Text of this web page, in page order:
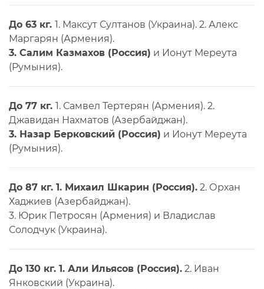
До 63 кг. 1. Максут Султанов (Украина). 2. Алекс
Маргарян (Армения).
3. Салим Казмахов (Россия) и Ионут Мереута
(Румыния).
До 77 кг. 1. Самвел Тертерян (Армения). 2.
Джавидан Нахматов (Азербайджан).
3. Назар Берковский (Россия) и Ионут Мереута
(Румыния).
До 87 кг. 1. Михаил Шкарин (Россия). 2. Орхан
Хаджиев (Азербайджан).
3. Юрик Петросян (Армения) и Владислав
Солодчук (Украина).
До 130 кг. 1. Али Ильясов (Россия). 2. Иван
Янковский (Украина).